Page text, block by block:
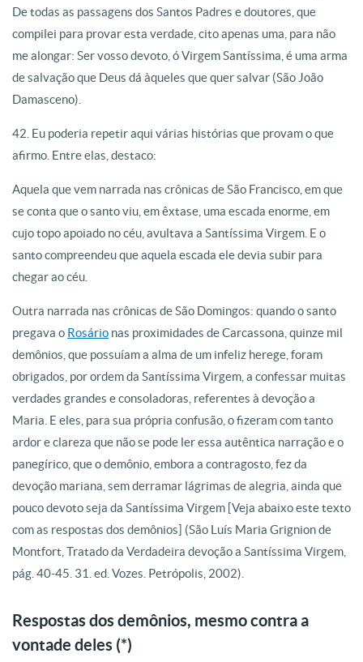
De todas as passagens dos Santos Padres e doutores, que
compilei para provar esta verdade, cito apenas uma, para não
me alongar: Ser vosso devoto, ó Virgem Santíssima, é uma arma
de salvação que Deus dá àqueles que quer salvar (São João
Damasceno).
42. Eu poderia repetir aqui várias histórias que provam o que
afirmo. Entre elas, destaco:
Aquela que vem narrada nas crônicas de São Francisco, em que
se conta que o santo viu, em êxtase, uma escada enorme, em
cujo topo apoiado no céu, avultava a Santíssima Virgem. E o
santo compreendeu que aquela escada ele devia subir para
chegar ao céu.
Outra narrada nas crônicas de São Domingos: quando o santo
pregava o Rosário nas proximidades de Carcassona, quinze mil
demônios, que possuíam a alma de um infeliz herege, foram
obrigados, por ordem da Santíssima Virgem, a confessar muitas
verdades grandes e consoladoras, referentes à devoção a
Maria. E eles, para sua própria confusão, o fizeram com tanto
ardor e clareza que não se pode ler essa autêntica narração e o
panegírico, que o demônio, embora a contragosto, fez da
devoção mariana, sem derramar lágrimas de alegria, ainda que
pouco devoto seja da Santíssima Virgem [Veja abaixo este texto
com as respostas dos demônios] (São Luís Maria Grignion de
Montfort, Tratado da Verdadeira devoção a Santíssima Virgem,
pág. 40-45. 31. ed. Vozes. Petrópolis, 2002).
Respostas dos demônios, mesmo contra a
vontade deles (*)